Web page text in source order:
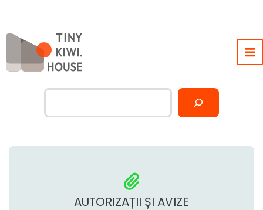
content
Caută
AUTORIZAȚII ȘI AVIZE